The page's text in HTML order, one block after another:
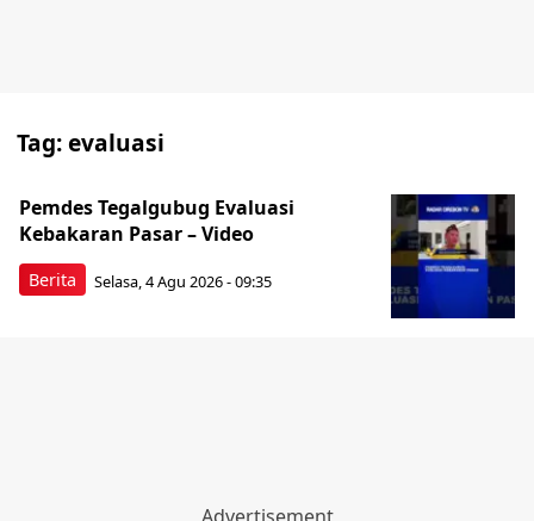
Tag:evaluasi
Berita
Pemdes Tegalgubug Evaluasi
Kebakaran Pasar – Video
Selasa, 4 Agu 2026 - 09:35